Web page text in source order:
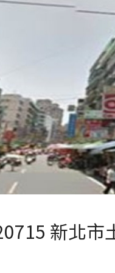
新北市